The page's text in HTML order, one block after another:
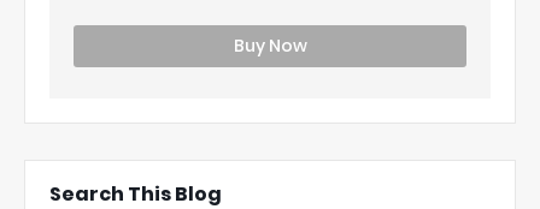
Buy Now
Search This Blog